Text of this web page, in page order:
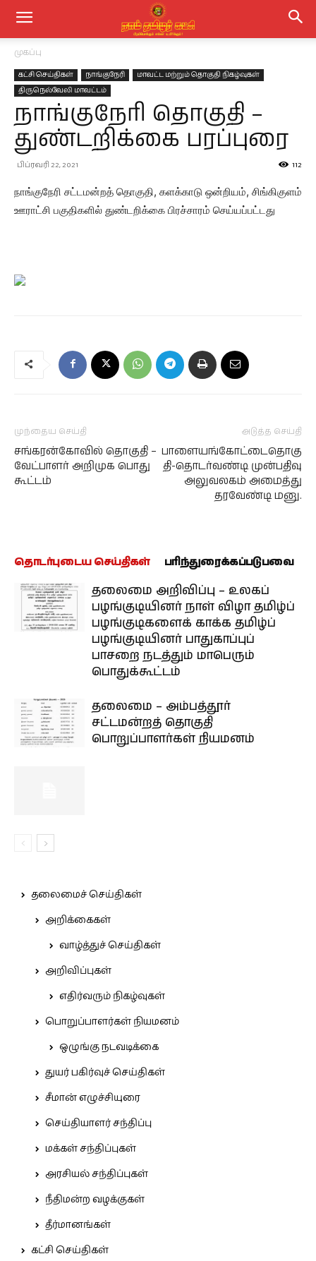
முகப்பு
கட்சி செய்திகள் நாங்குநேரி
மாவட்ட மற்றும் தொகுதி நிகழ்வுகள்
திருநெல்வேலி மாவட்டம்
நாங்குநேரி தொகுதி –
துண்டறிக்கை பரப்புரை
பிப்ரவரி 22, 2021 112
நாங்குநேரி சட்டமன்றத் தொகுதி, களக்காடு ஒன்றியம், சிங்கிகுளம்
ஊராட்சி பகுதிகளில் துண்டறிக்கை பிரச்சாரம் செய்யப்பட்டது
முந்தைய செய்தி
சங்கரன்கோவில் தொகுதி –
வேட்பாளர் அறிமுக பொது
கூட்டம்
அடுத்த செய்தி
பாளையங்கோட்டைதொகு
தி-தொடர்வண்டி முன்பதிவு
அலுவலகம் அமைத்து
தரவேண்டி மனு.
தொடர்புடைய செய்திகள் பரிந்துரைக்கப்படுபவை
தலைமை அறிவிப்பு – உலகப்
பழங்குடியினர் நாள் விழா தமிழ்ப்
பழங்குடிகளைக் காக்க தமிழ்ப்
பழங்குடியினர் பாதுகாப்புப்
பாசறை நடத்தும் மாபெரும்
பொதுக்கூட்டம்
தலைமை – அம்பத்தூர்
சட்டமன்றத் தொகுதி
பொறுப்பாளர்கள் நியமனம்
தலைமைச் செய்திகள்
அறிக்கைகள்
வாழ்த்துச் செய்திகள்
அறிவிப்புகள்
எதிர்வரும் நிகழ்வுகள்
பொறுப்பாளர்கள் நியமனம்
ஒழுங்கு நடவடிக்கை
துயர் பகிர்வுச் செய்திகள்
சீமான் எழுச்சியுரை
செய்தியாளர் சந்திப்பு
மக்கள் சந்திப்புகள்
அரசியல் சந்திப்புகள்
நீதிமன்ற வழக்குகள்
தீர்மானங்கள்
கட்சி செய்திகள்